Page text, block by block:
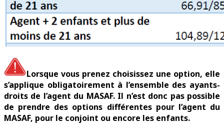
Lorsque vous prenez choisissez une option, elle
s’applique obligatoirement à l’ensemble des ayants-
droits de l’agent du MASAF. Il n’est donc pas possible
de prendre des options différentes pour l’agent du
MASAF, pour le conjoint ou encore les enfants.